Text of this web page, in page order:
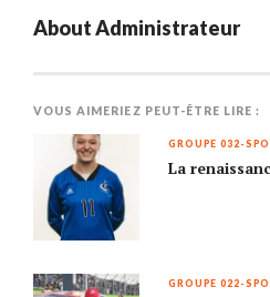
AboutAdministrateur
VOUS AIMERIEZ PEUT-ÊTRE LIRE :
GROUPE 032-
La
GROUPE 022-